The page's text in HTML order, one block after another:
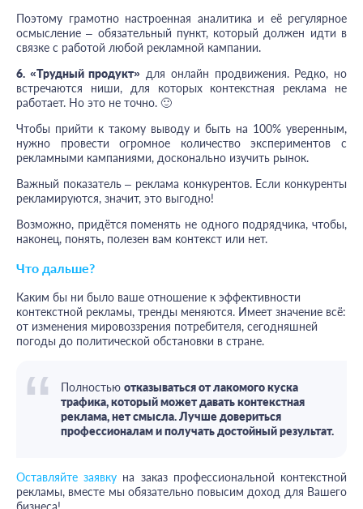
Поэтому грамотно настроенная аналитика и её регулярное
осмысление – обязательный пункт, который должен идти в
связке с работой любой рекламной кампании.
6. «Трудный продукт» для онлайн продвижения. Редко, но
встречаются ниши, для которых контекстная реклама не
работает. Но это не точно. 🙂
Чтобы прийти к такому выводу и быть на 100% уверенным,
нужно провести огромное количество экспериментов с
рекламными кампаниями, досконально изучить рынок.
Важный показатель – реклама конкурентов. Если конкуренты
рекламируются, значит, это выгодно!
Возможно, придётся поменять не одного подрядчика, чтобы,
наконец, понять, полезен вам контекст или нет.
Что дальше?
Каким бы ни было ваше отношение к эффективности
контекстной рекламы, тренды меняются. Имеет значение всё:
от изменения мировоззрения потребителя, сегодняшней
погоды до политической обстановки в стране.
Полностью отказываться от лакомого куска
трафика, который может давать контекстная
реклама, нет смысла. Лучше довериться
профессионалам и получать достойный результат.
Оставляйте заявку на заказ профессиональной контекстной
рекламы, вместе мы обязательно повысим доход для Вашего
бизнеса!